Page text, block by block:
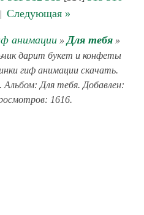
| Следующая »
анимации » Для тебя »
дарит букет и конфеты
гиф анимации скачать.
Альбом: Для тебя. Добавлен:
1616.